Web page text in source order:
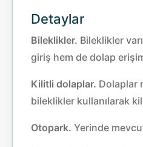
Detaylar
Bileklikler. Bileklikler
giriş hem de dolap
Kilitli dolaplar. Dolaplar
bileklikler kullanılarak
Otopark. Yerinde